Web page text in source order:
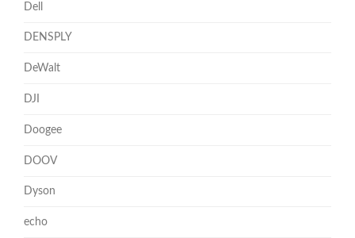
Dell
DENSPLY
DeWalt
DJI
Doogee
DOOV
Dyson
echo